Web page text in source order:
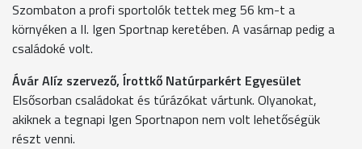
Szombaton a profi sportolók tettek meg 56 km-t a
környéken a II. Igen Sportnap keretében. A vasárnap pedig a
családoké volt.
Ávár Alíz szervező, Írottkő Natúrparkért Egyesület
Elsősorban családokat és túrázókat vártunk. Olyanokat,
akiknek a tegnapi Igen Sportnapon nem volt lehetőségük
részt venni.